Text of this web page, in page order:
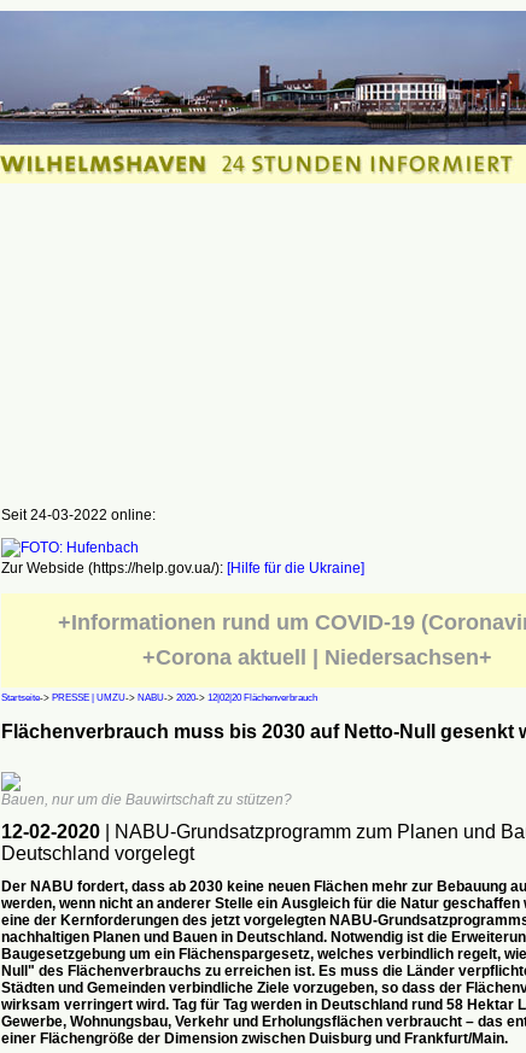
Seit 24-03-2022 online:
Zur Webside (https://help.gov.ua/): [Hilfe für die Ukraine]
+Informationen rund um COVID-19
+Corona aktuell | Niedersachsen+
Startseite-> PRESSE | UMZU-> NABU-> 2020-> 12|02|20 Flächenverbrauch
Flächenverbrauch muss bis 2030 auf Netto-Null gesenkt
Bauen, nur um die Bauwirtschaft zu stützen?
12-02-2020
| NABU-Grundsatzprogramm zum Planen und
Deutschland vorgelegt
Der NABU fordert, dass ab 2030 keine neuen Flächen mehr zur Bebauung
werden, wenn nicht an anderer Stelle ein Ausgleich für die Natur geschaffen
eine der Kernforderungen des jetzt vorgelegten NABU-
nachhaltigen Planen und Bauen in Deutschland. Notwendig ist die
Baugesetzgebung um ein Flächenspargesetz, welches verbindlich regelt,
Null" des Flächenverbrauchs zu erreichen ist. Es muss die Länder
Städten und Gemeinden verbindliche Ziele vorzugeben, so dass der
wirksam verringert wird. Tag für Tag werden in Deutschland rund 58 Hektar
Gewerbe, Wohnungsbau, Verkehr und Erholungsflächen verbraucht – das
einer Flächengröße der Dimension zwischen Duisburg und Frankfurt/Main.